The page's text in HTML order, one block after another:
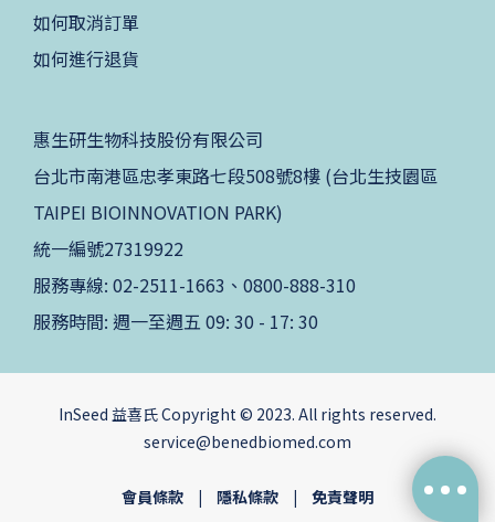
如何取消訂單
如何進行退貨
惠生研生物科技股份有限公司
台北市南港區忠孝東路七段508號8樓 (台北生技園區
TAIPEI BIOINNOVATION PARK)
統一編號27319922
服務專線: 02-2511-1663、0800-888-310
服務時間: 週一至週五 09: 30 - 17: 30
InSeed 益喜氏 Copyright © 2023. All rights reserved.
service@benedbiomed.com
會員條款 | 隱私條款 | 免責聲明